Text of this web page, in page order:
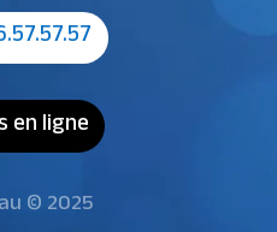
en ligne
© 2025